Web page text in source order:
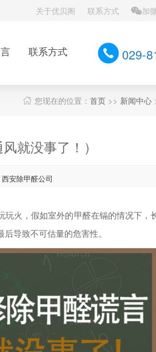
关于优贝阁 联系方式 加
联系方式 029-
您现在的位置： 首页 >> 新闻中心
就没事了！）
西安除甲醛公司
火，假如室外的甲醛在镉的情况下，
导致不可估量的危害性。